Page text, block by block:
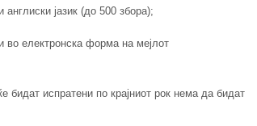
јазик (до 500 збора);
во електронска форма на мејлот
бидат испратени по крајниот рок нема да бидат